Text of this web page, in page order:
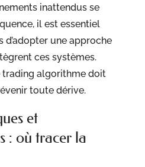
inattendus se
il est essentiel
d’adopter une approche
ces systèmes.
trading algorithme doit
toute dérive.
et
: où tracer la